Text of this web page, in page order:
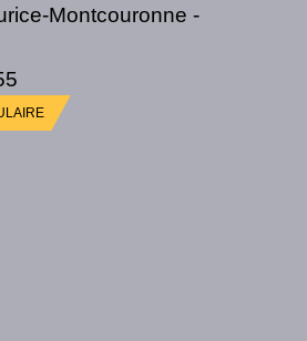
Montcouronne -